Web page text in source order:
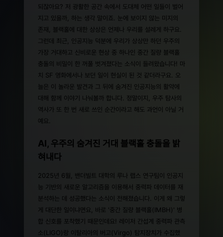
되잖아요? 저 광활한 공간 속에서 도대체 어떤 일들이 벌어
지고 있을까, 하는 생각 말이죠. 눈에 보이지 않는 미지의
존재, 블랙홀에 대한 상상은 언제나 우리를 설레게 하구요.
그런데 최근, 인공지능 덕분에 우리가 상상만 하던 우주의
가장 거대하고 신비로운 현상 중 하나인 중간 질량 블랙홀
충돌의 비밀이 한 꺼풀 벗겨졌다는 소식이 들려왔습니다! 마
치 SF 영화에서나 보던 일이 현실이 된 것 같더라구요. 오
늘은 이 놀라운 발견과 그 뒤에 숨겨진 인공지능의 활약에
대해 함께 이야기 나눠볼까 합니다. 정말이지, 우주 탐사의
역사가 또 한 번 새로 쓰인 순간이라고 해도 과언이 아닐 거
예요.
AI, 우주의 숨겨진 거대 블랙홀 충돌을 밝
혀내다
2025년 6월, 밴더빌트 대학의 루나 랩스 연구팀이 인공지
능 기반의 새로운 알고리즘을 이용해서 중력파 데이터를 재
분석하는 데 성공했다는 소식이 전해졌습니다. 이게 왜 그렇
게 대단한 일이냐면요, 바로 '중간 질량 블랙홀(IMBH)' 병
합 신호를 포착했기 때문인데요! 레이저 간섭계 중력파 관측
소(LIGO)랑 이탈리아의 버고(Virgo) 탐지장치가 수집했